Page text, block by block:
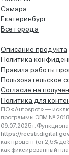
Самара
Екатеринбург
Все города
Описание продукта
Политика
Правила работы
Пользовательское
Согласие на
Политика для
ПО «Autospot» —
программы ЭВМ №
09.07.2025 г.
https://
как процент (от 2,5%
как фиксированный